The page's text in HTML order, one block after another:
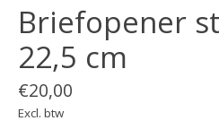
Briefopener
22,5 cm
€20,00
Excl. btw